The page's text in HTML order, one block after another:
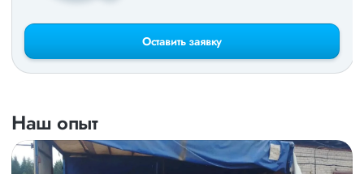
Оставить заявку
Наш опыт